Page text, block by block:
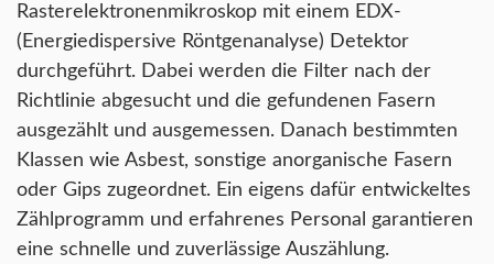
Rasterelektronenmikroskop mit einem EDX-
(Energiedispersive Röntgenanalyse) Detektor
durchgeführt. Dabei werden die Filter nach der
Richtlinie abgesucht und die gefundenen Fasern
ausgezählt und ausgemessen. Danach bestimmten
Klassen wie Asbest, sonstige anorganische Fasern
oder Gips zugeordnet. Ein eigens dafür entwickeltes
Zählprogramm und erfahrenes Personal garantieren
eine schnelle und zuverlässige Auszählung.